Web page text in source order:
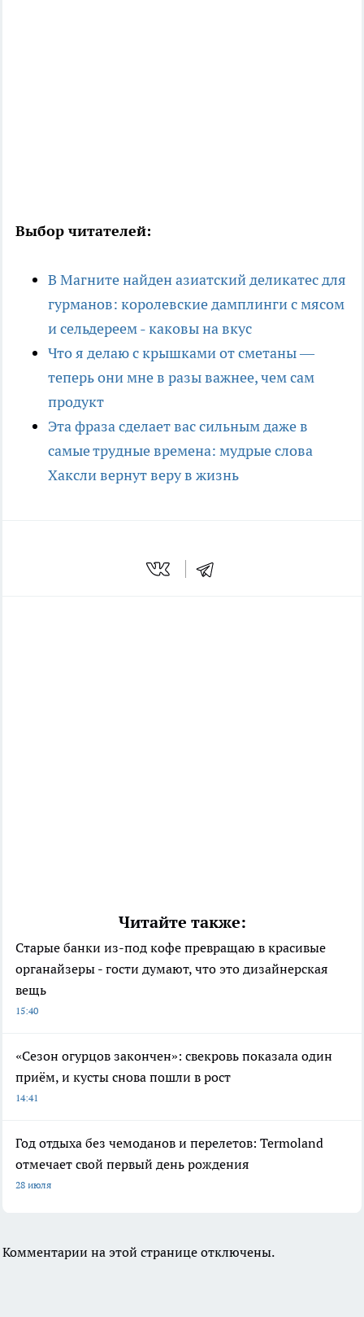
Выбор читателей:
В Магните найден азиатский деликатес для
гурманов: королевские дамплинги с мясом
и сельдереем - каковы на вкус
Что я делаю с крышками от сметаны —
теперь они мне в разы важнее, чем сам
продукт
Эта фраза сделает вас сильным даже в
самые трудные времена: мудрые слова
Хаксли вернут веру в жизнь
Читайте также:
Старые банки из-под кофе превращаю в красивые
органайзеры - гости думают, что это дизайнерская
вещь
15:40
«Сезон огурцов закончен»: свекровь показала один
приём, и кусты снова пошли в рост
14:41
Год отдыха без чемоданов и перелетов: Termoland
отмечает свой первый день рождения
28 июля
Комментарии на этой странице отключены.